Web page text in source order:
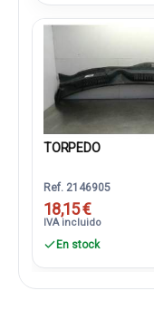
TORPEDO
Ref. 2146905
18,15 €
IVA incluido
En stock